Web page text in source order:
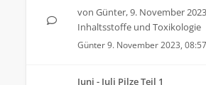
von Günter,9. November
Inhaltsstoffe und Toxikologie
Günter9. November 2023, 08:57
Juni - Juli Pilze Teil 1